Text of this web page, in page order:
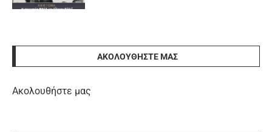
ΑΚΟΛΟΥΘΉΣΤΕ ΜΑΣ
Ακολουθήστε μας